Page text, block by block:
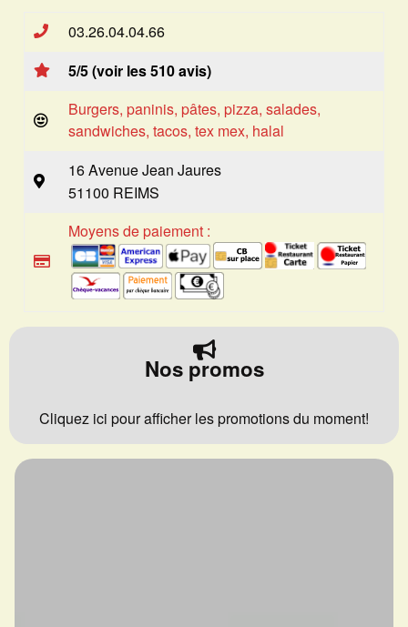
03.26.04.04.66
5/5 (voir les 510 avis)
Burgers, paninis, pâtes, pizza, salades,
sandwiches, tacos, tex mex, halal
16 Avenue Jean Jaures
51100 REIMS
Moyens de paiement :
Nos promos
Cliquez ici pour afficher les promotions du moment!